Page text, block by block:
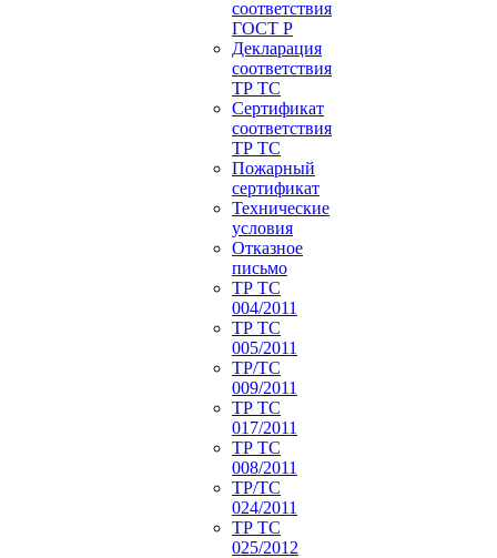
соответствия
ГОСТ Р
Декларация
соответствия
ТР ТС
Сертификат
соответствия
ТР ТС
Пожарный
сертификат
Технические
условия
Отказное
письмо
ТР ТС
004/2011
ТР ТС
005/2011
ТР/ТС
009/2011
ТР ТС
017/2011
ТР ТС
008/2011
ТР/ТС
024/2011
ТР ТС
025/2012